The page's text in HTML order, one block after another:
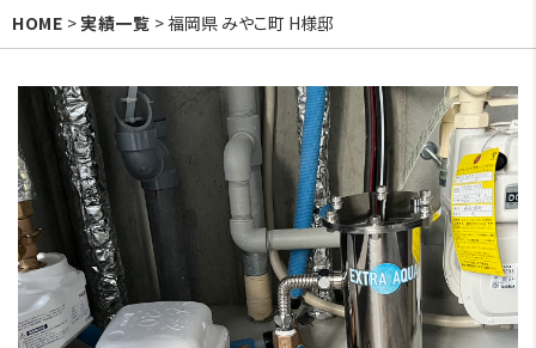
HOME >実績一覧 > 福岡県 みやこ町 H様邸